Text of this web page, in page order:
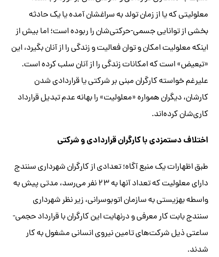
معلولیتی که یا از زمان تولد به سراغشان آمده یا یک حادثه
بخشی از توانایی جسمی-حرکتی‌شان را ربوده است؛ اما بیش از
اینکه معلولیت امکان و توان فعالیت و زندگی را از آنان بگیرد، این
«تبعیض» است که امکانات زندگی را از آنان سلب کرده است.
علیرغم خواسته کارگران مبنی بر شرکتی یا قراردادی شدن
کارشان، دیگران همواره «معلولیت» را بهانه‌ عدم تبدیل قرارداد
کاری‌شان کرده‌اند.
اختلاف دستمزدی با کارگران قراردادی و شرکتی
طبق اظهارات یک منبع آگاه؛ تعدادی از کارگران شهرداری سنندج
دارای معلولیت که تعداد آنها به ۲۳ نفر می‌رسد، مدتی پیش به
واسطه بهزیستی به سازمان اتوبوسرانی، زیر نظر شهرداری
سنندج بابت کار معرفی و درنهایت این کارگران با قرارداد حجمی-
ساعتی ذیل شرکت‌های تامین نیروی انسانی مشغول به کار
شدند.